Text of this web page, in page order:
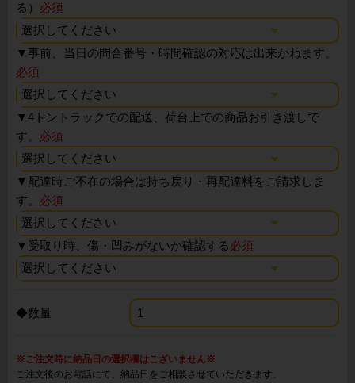
る） 必須
▼事前、当日の問合番号・時間確認の対応は出来かねます。
必須
▼4トントラックでの配送、荷台上での商品お引き渡しで
す。 必須
▼ 配達時ご不在の場合は持ち戻り・再配達料をご請求しま
す。 必須
▼ 受取り時、傷・凹みがないか確認する必須
◆数量
※ご注文時に納品日の選択欄はございません※
ご注文後のお電話にて、納品日をご相談させていただきます。